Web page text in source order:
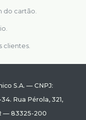
do cartão.
clientes.
S.A. — CNPJ:
Rua Pérola, 321,
— 83325-200